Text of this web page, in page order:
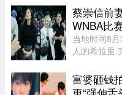
Chèvrefils
蔡崇信前
WNBA比
当地时间8
人的希拉里
队。主场作
列总积分榜
富婆砸钱